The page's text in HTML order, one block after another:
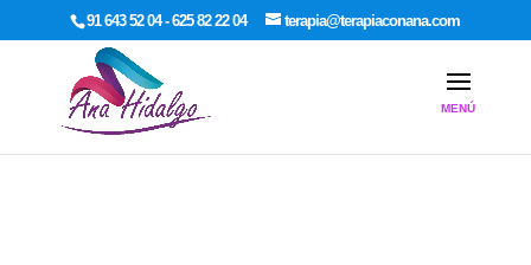
google-site-verification: google7dcda757e565a307.html
91 643 52 04 - 625 82 22 04 terapia@terapiaconana.com